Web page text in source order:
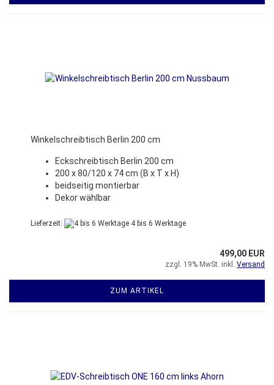
Winkelschreibtisch Berlin 200 cm
Eckschreibtisch Berlin 200 cm
200 x 80/120 x 74 cm (B x T x H)
beidseitig montierbar
Dekor wählbar
Lieferzeit: 4 bis 6 Werktage
499,00 EUR
zzgl. 19% MwSt. inkl. Versand
ZUM ARTIKEL